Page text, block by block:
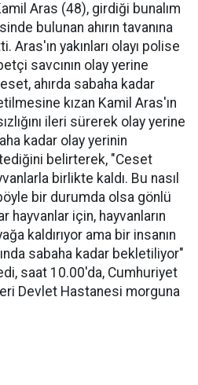
Aras (48), girdiği bunalım
bulunan ahırın tavanına
Aras'ın yakınları olayı polise
savcının olay yerine
ahırda sabaha kadar
kızan Kamil Aras'ın
ileri sürerek olay yerine
kadar olay yerinin
belirterek, "Ceset
birlikte kaldı. Bu nasıl
böyle bir durumda olsa gönlü
hayvanlar için, hayvanların
kaldırıyor ama bir insanın
sabaha kadar bekletiliyor"
saat 10.00'da, Cumhuriyet
Devlet Hastanesi morguna